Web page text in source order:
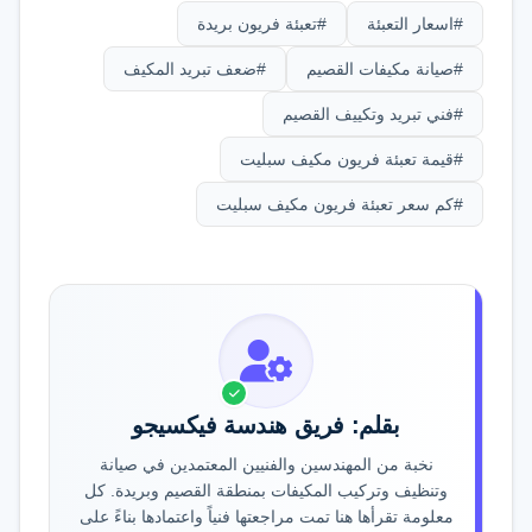
الالتزام به كما هو مكتوب على لوحة بيانات
الوحدة الخارجية.
#اسعار التعبئة #تعبئة فريون بريدة
#صيانة مكيفات القصيم #ضعف تبريد المكيف
#فني تبريد وتكييف القصيم
#قيمة تعبئة فريون مكيف سبليت
#كم سعر تعبئة فريون مكيف سبليت
بقلم: فريق هندسة فيكسيجو
نخبة من المهندسين والفنيين المعتمدين في صيانة
وتنظيف وتركيب المكيفات بمنطقة القصيم وبريدة. كل
معلومة تقرأها هنا تمت مراجعتها فنياً واعتمادها بناءً على